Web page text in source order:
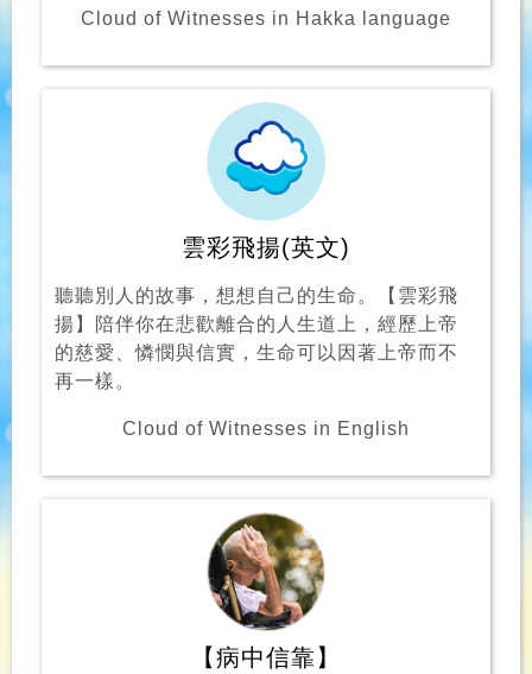
Cloud of Witnesses in Hakka language
雲彩飛揚(英文)
聽聽別人的故事，想想自己的生命。【雲彩飛
揚】陪伴你在悲歡離合的人生道上，經歷上帝
的慈愛、憐憫與信實，生命可以因著上帝而不
再一樣。
Cloud of Witnesses in English
【病中信靠】